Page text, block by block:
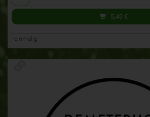
5,49 €